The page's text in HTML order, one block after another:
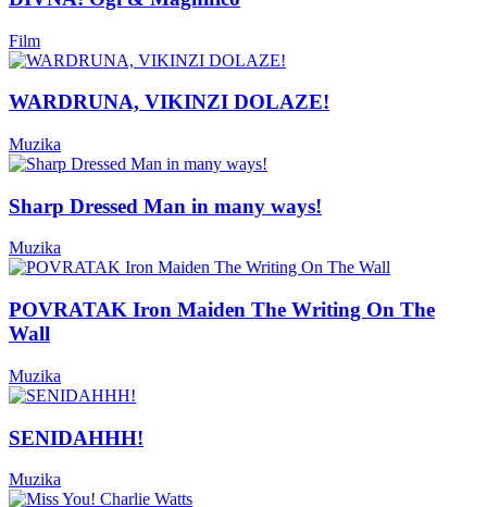
Film
WARDRUNA, VIKINZI DOLAZE!
Muzika
Sharp Dressed Man in many ways!
Muzika
POVRATAK Iron Maiden The Writing On The
Wall
Muzika
SENIDAHHH!
Muzika